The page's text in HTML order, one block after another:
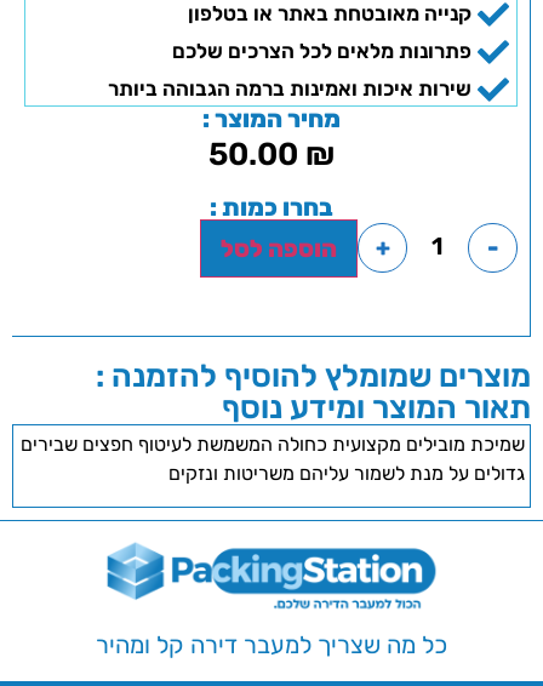
קנייה מאובטחת באתר או בטלפון
פתרונות מלאים לכל הצרכים שלכם
שירות איכות ואמינות ברמה הגבוהה ביותר
מחיר המוצר :
50.00 ₪
בחרו כמות :
-
+ הוספה לסל
מוצרים שמומלץ להוסיף להזמנה :
תאור המוצר ומידע נוסף
שמיכת מובילים מקצועית כחולה המשמשת לעיטוף חפצים שבירים
גדולים על מנת לשמור עליהם משריטות ונזקים
כל מה שצריך למעבר דירה קל ומהיר